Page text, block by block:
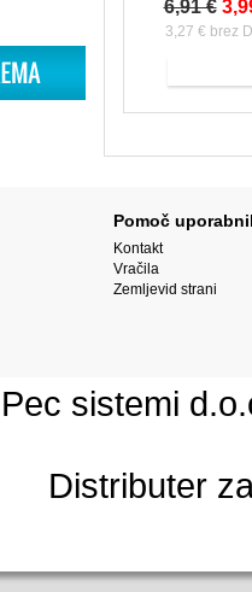
6,91 €
3,27 € brez
Pomoč
Kontakt
Vračila
Zemljevid strani
sistemi
Distributer